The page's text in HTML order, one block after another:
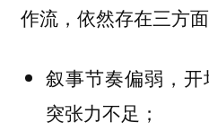
作流，依然存在三方面
叙事节奏偏弱 ，
突张力不足；